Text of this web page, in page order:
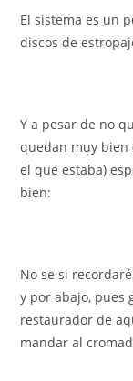
El sistema es un
discos de
Y a pesar de no
quedan muy bien
el que estaba)
bien:
No se si
y por abajo, pues
restaurador de
mandar al